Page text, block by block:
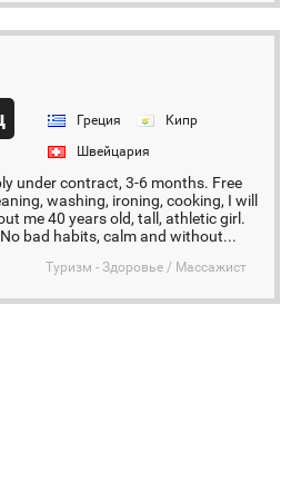
Греция
Кипр
Швейцария
under contract, 3-6 months. Free
washing, ironing, cooking, I will
me 40 years old, tall, athletic girl.
bad habits, calm and without...
Туризм - Здоровье / Массажист